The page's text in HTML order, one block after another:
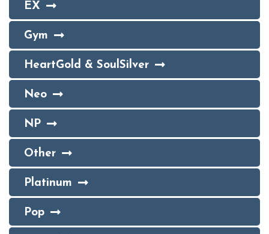
EX
Gym
HeartGold & SoulSilver
Neo
NP
Other
Platinum
Pop